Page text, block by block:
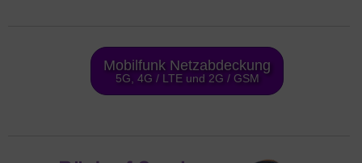
Mobilfunk Netzabdeckung
5G, 4G / LTE und 2G / GSM